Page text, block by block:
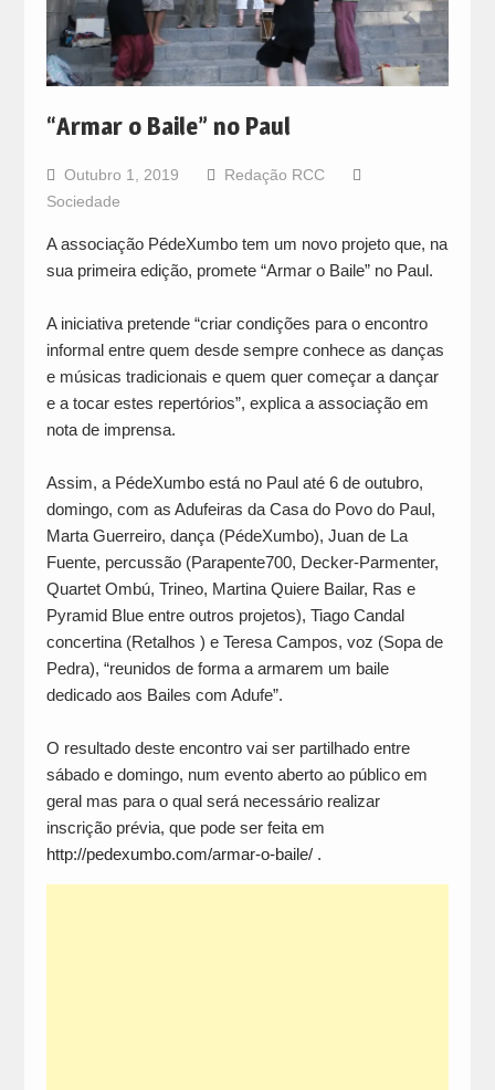
“Armar o Baile” no Paul
Outubro 1, 2019
Redação RCC
Sociedade
A associação PédeXumbo tem um novo projeto que, na
sua primeira edição, promete “Armar o Baile” no Paul.
A iniciativa pretende “criar condições para o encontro
informal entre quem desde sempre conhece as danças
e músicas tradicionais e quem quer começar a dançar
e a tocar estes repertórios”, explica a associação em
nota de imprensa.
Assim, a PédeXumbo está no Paul até 6 de outubro,
domingo, com as Adufeiras da Casa do Povo do Paul,
Marta Guerreiro, dança (PédeXumbo), Juan de La
Fuente, percussão (Parapente700, Decker-Parmenter,
Quartet Ombú, Trineo, Martina Quiere Bailar, Ras e
Pyramid Blue entre outros projetos), Tiago Candal
concertina (Retalhos ) e Teresa Campos, voz (Sopa de
Pedra), “reunidos de forma a armarem um baile
dedicado aos Bailes com Adufe”.
O resultado deste encontro vai ser partilhado entre
sábado e domingo, num evento aberto ao público em
geral mas para o qual será necessário realizar
inscrição prévia, que pode ser feita em
http://pedexumbo.com/armar-o-baile/.